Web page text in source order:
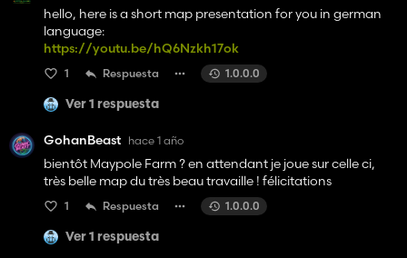
hello, here is a short map presentation for you in german
language:
https://youtu.be/hQ6Nzkh17ok
1 Respuesta 1.0.0.0
Ver 1 respuesta
GohanBeast hace 1 año
bientôt Maypole Farm ? en attendant je joue sur celle ci,
très belle map du très beau travaille ! félicitations
1 Respuesta 1.0.0.0
Ver 1 respuesta